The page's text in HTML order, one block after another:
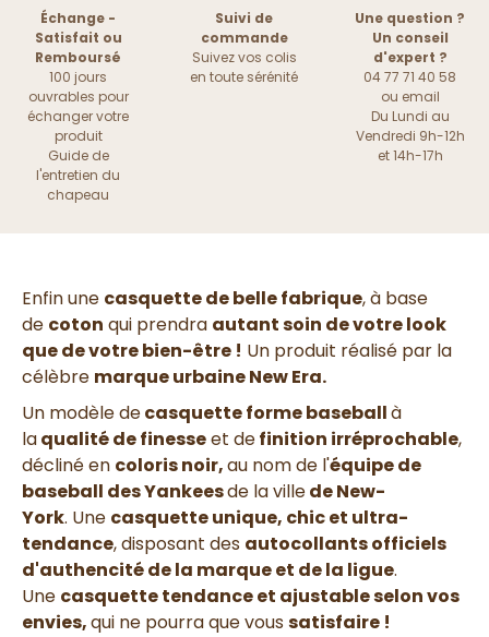
Échange -
Satisfait ou
Remboursé
100 jours
ouvrables pour
échanger votre
produit
Guide de
l'entretien du
chapeau
Suivi de
commande
Suivez vos colis
en toute sérénité
Une question ?
Un conseil
d'expert ?
04 77 71 40 58
ou email
Du Lundi au
Vendredi 9h-12h
et 14h-17h
Enfin une casquette de belle fabrique, à base
de coton qui prendra autant soin de votre look
que de votre bien-être ! Un produit réalisé par la
célèbre marque urbaine New Era.
Un modèle decasquette forme baseballà
laqualité de finesseet definition irréprochable,
décliné en coloris noir,au nom de l'équipe de
baseball des Yankeesde la villede New-
York. Une casquette unique, chic et ultra-
tendance, disposant des autocollants officiels
d'authencitéde la marque et de la ligue.
Une casquette tendance et ajustable selon vos
envies,qui ne pourra que voussatisfaire !